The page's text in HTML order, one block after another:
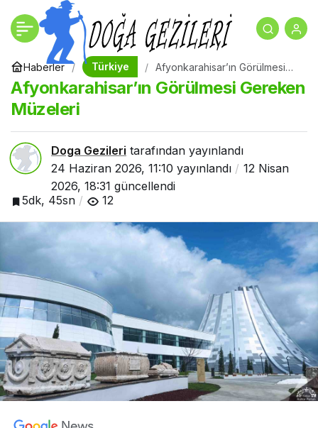
Haberler Türkiye
Afyonkarahisar’ın Görülmesi
Gereken Müzeleri
Afyonkarahisar’ın Görülmesi Gereken
Müzeleri
Doga Gezileri tarafından yayınlandı
24 Haziran 2026, 11:10 yayınlandı
12 Nisan
2026, 18:31 güncellendi
5dk, 45sn
12
Adıyaman’ın Tarihine
Yolculuk – Keşfedilmesi
Gereken 7 Antik Durak
+ - Paylaş